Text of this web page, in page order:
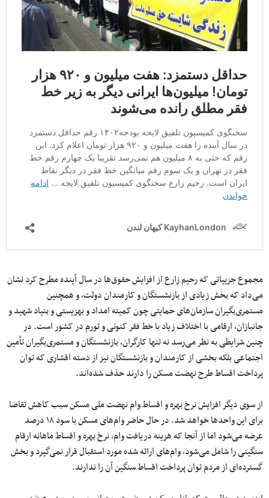
مجموع جزییاتی که رحیم زارع از افزایش حقوق‌ها در سال آینده مطرح کرد نشان
می‌داد که بخش زیادی از بازنشستگان و کارمندان دولت، و همچنین
مستمری‌بگیران سازمان‌های حمایتی چون کمیته امداد و بهزیستی و بنیاد شهید و
جانبازان، ارقامی با اختلاف زیاد با خط فقر کنونی و تورم در کشور است. در
چنین شرایطی به نظر می‌رسد نه تنها کارگران، بازنشستگان و مستمری‌بگیران تأمین
اجتماعی بلکه بخشی از کارمندان و بازنشستگان نیز از دسته اقشاری که توان
پرداخت اقساط طرح نهضت مسکن را دارند حذف شده‌اند.
از سوی دیگر افزایش نرخ بهره و اقساط وام نهضت ملی مسکن سبب کاهش تقاضا
برای این واحدها خواهد شد. در حال حاضر وام‌های مسکن با سود ۱۸ درصد
عرضه می‌شود اما از آنجا که هزینه دریافت وام، نرخ بهره و اقساط ماهانه ارقام
سنگینی را شامل می‌شود، وام‌های ارائه شده مورد استقبال قرار نمی‌گیرد و بخش
گسترده‌ای از مردم توان پرداخت اقساط سنگین آن را ندارند.